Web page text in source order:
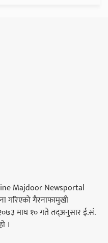
Majdoor Newsportal
गरिएको गैरनाफामुखी
माघ १० गते तद्अनुसार ई.सं.
।